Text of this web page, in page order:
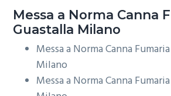
Messa a Norma Canna
Guastalla Milano
Messa a Norma Canna
Milano
Messa a Norma Canna